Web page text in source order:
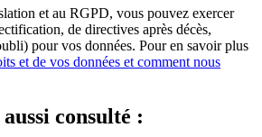
et au RGPD, vous pouvez exercer
de directives après décès,
pour vos données. Pour en savoir plus
et de vos données et comment nous
consulté :